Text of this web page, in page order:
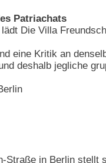
Patriachats
Die Villa
eine Kritik an
deshalb jegliche
in Berlin stellt